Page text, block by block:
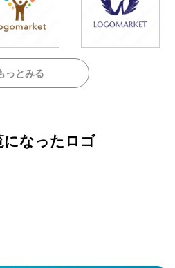
っとみる
になったロゴ